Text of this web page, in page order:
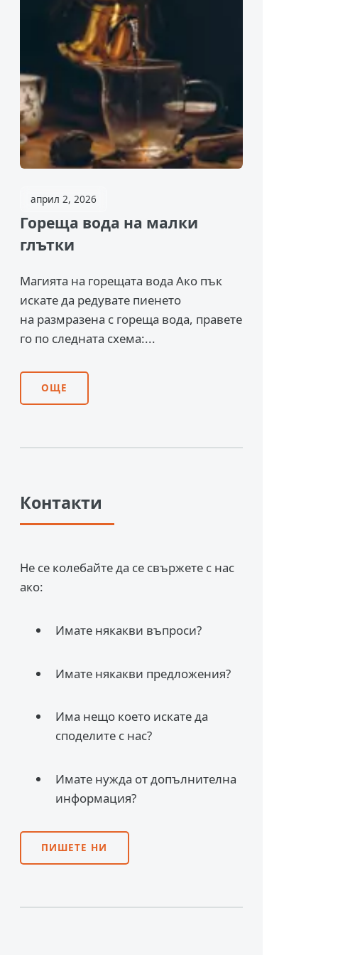
април 2, 2026
Гореща вода на малки
глътки
Магията на горещата вода Ако пък
искате да редувате пиенето
на размразена с гореща вода, правете
го по следната схема:...
ОЩЕ
Контакти
Не се колебайте да се свържете с нас
ако:
Имате някакви въпроси?
Имате някакви предложения?
Има нещо което искате да
споделите с нас?
Имате нужда от допълнителна
информация?
ПИШЕТЕ НИ